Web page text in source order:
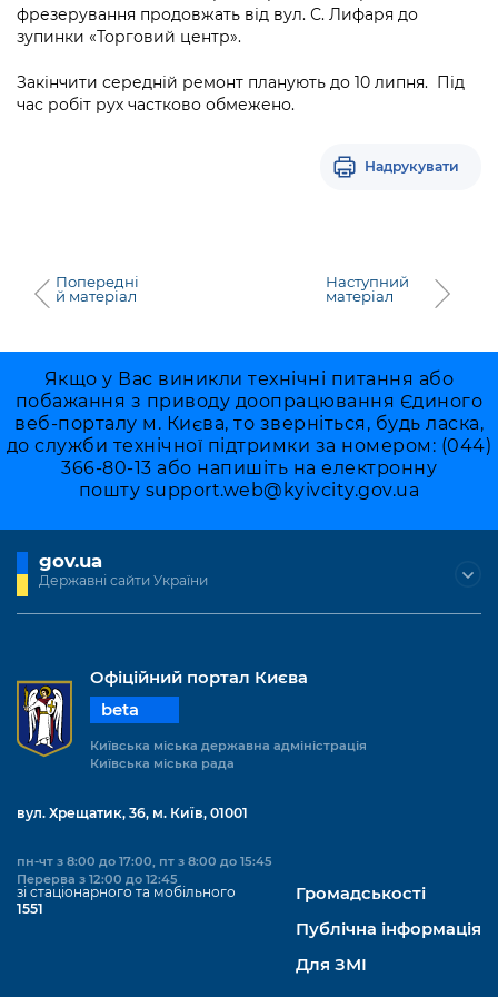
Підприємства, установи, організації
Річні звіти
Портал Захисників та Захисниць
Безбар'єрність
Міський застосунок Київ Цифровий
Уряд» – місцевий рівень»
Про відкриті дані
Публічні дашборди
фрезерування продовжать від вул. С. Лифаря до
зупинки «Торговий центр».
Закінчити середній ремонт планують до 10 липня. Під
час робіт рух частково обмежено.
Надрукувати
Попередні
й матеріал
Наступний
матеріал
Якщо у Вас виникли технічні питання або
побажання з приводу доопрацювання Єдиного
веб-порталу м. Києва, то зверніться, будь ласка,
до служби технічної підтримки за номером: (044)
366-80-13 або напишіть на електронну
пошту support.web@kyivcity.gov.ua
gov.ua
Державні сайти України
Офіційний портал Києва
beta
Київська міська державна адміністрація
Київська міська рада
вул. Хрещатик, 36, м. Київ, 01001
пн-чт з 8:00 до 17:00, пт з 8:00 до 15:45
Перерва з 12:00 до 12:45
зі стаціонарного та мобільного
1551
Громадськості
Публічна інформація
Для ЗМІ